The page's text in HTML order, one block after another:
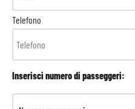
Telefono
Inserisci numero di passeggeri: